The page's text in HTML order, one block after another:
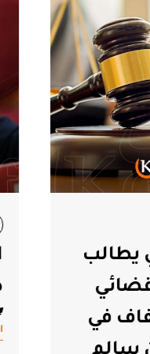
العجبوني: تسير
دون قيادة
فريق التحرير
اقرأ المزيد